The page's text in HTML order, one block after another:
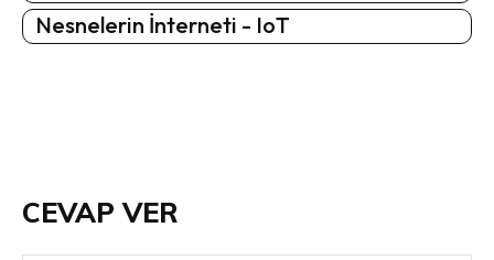
Nesnelerin İnterneti - IoT
CEVAP VER